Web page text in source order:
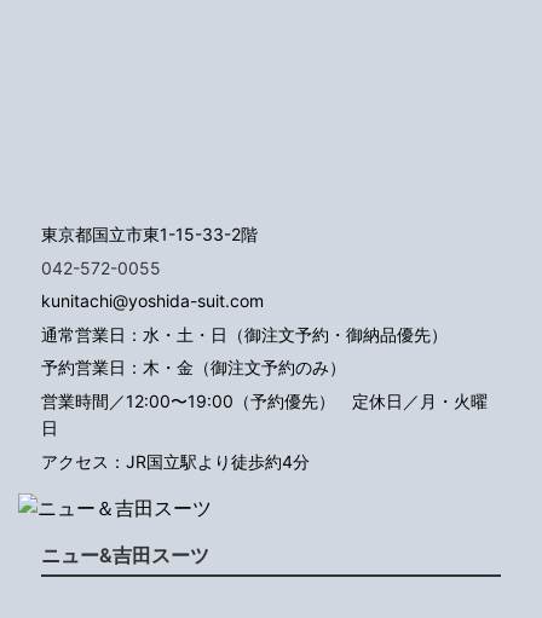
東京都国立市東1-15-33-2階
042-572-0055
kunitachi@yoshida-suit.com
通常営業日：水・土・日（御注文予約・御納品優先）
予約営業日：木・金（御注文予約のみ）
営業時間／12:00〜19:00（予約優先） 定休日／月・火曜
日
アクセス：JR国立駅より徒歩約4分
ニュー&吉田スーツ